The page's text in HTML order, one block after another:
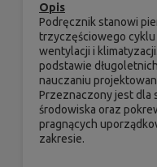
Opis
Podręcznik stanowi
trzyczęściowego
wentylacji i
podstawie
nauczaniu
Przeznaczony jest dla
środowiska oraz
pragnących
zakresie.